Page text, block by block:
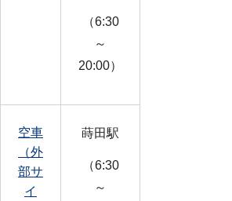
（6:30
～
20:00）
空車
（外
部サ
イ
蒔田駅
（6:30
～